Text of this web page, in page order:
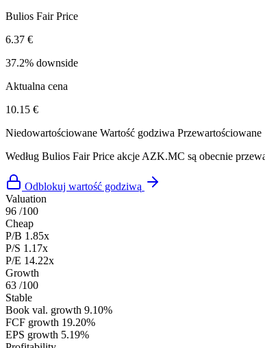
Bulios Fair Price
6.37 €
37.2% downside
Aktualna cena
10.15 €
Niedowartościowane Wartość godziwa Przewartościowane
Według Bulios Fair Price akcje AZK.MC są obecnie
Odblokuj wartość godziwą
Valuation
96 /100
Cheap
P/B 1.85x
P/S 1.17x
P/E 14.22x
Growth
63 /100
Stable
Book val. growth 9.10%
FCF growth 19.20%
EPS growth 5.19%